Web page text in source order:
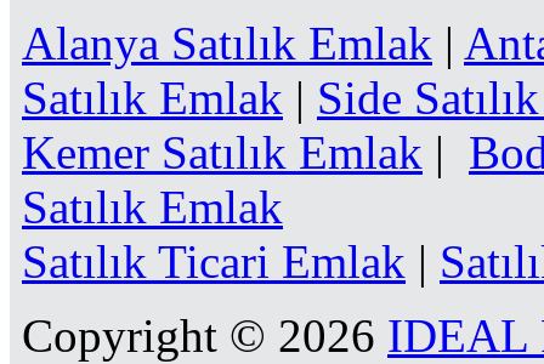
Alanya Satılık Emlak |
Satılık Emlak | Side
Kemer Satılık Emlak |
Satılık Emlak
Satılık Ticari Emlak |
Copyright © 2026 IDEAL